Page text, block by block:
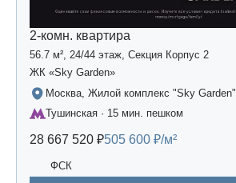
2-комн. квартира
56.7 м², 24/44 этаж, Секция Корпус 2
ЖК «Sky Garden»
Москва, Жилой комплекс "Sky Garden"
Тушинская · 15 мин. пешком
28 667 520 ₽505 600 ₽/м²
ФСК